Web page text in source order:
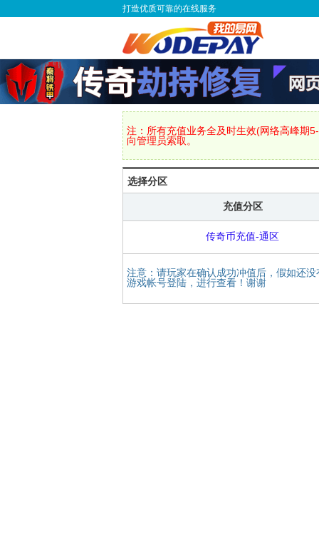
打造优质可靠的在线服务
注：所有充值业务全及时生效(网络高峰期
向管理员索取。
选择分区
充值分区
传奇币充值-通区
注意：请玩家在确认成功冲值后，假如还
游戏帐号登陆，进行查看！谢谢